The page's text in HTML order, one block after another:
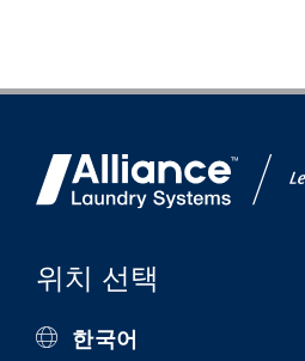
위치 선택
한국어